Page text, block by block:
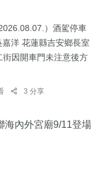
）酒駕停車
洋 花蓮縣吉安鄉長室
因開車門未注意後方
3 分享